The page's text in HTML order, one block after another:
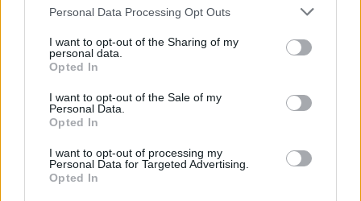
Personal Data Processing Opt Outs
I want to opt-out of the Sharing of my
personal data.
Opted In
I want to opt-out of the Sale of my
Personal Data.
Opted In
I want to opt-out of processing my
Personal Data for Targeted Advertising.
Opted In
laukė dvi savaites
„Fūristas“ į judrią sankryžą įlėkė „ant
rankinio“: vilkiko puspriekabės ratai